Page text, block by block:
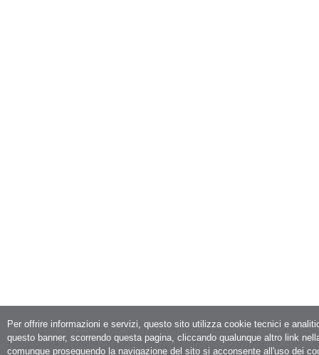
Per offrire informazioni e servizi, questo sito utilizza cookie tecnici e
questo banner, scorrendo questa pagina, cliccando qualunque altro link
comunque proseguendo la navigazione del sito si acconsente all'uso dei